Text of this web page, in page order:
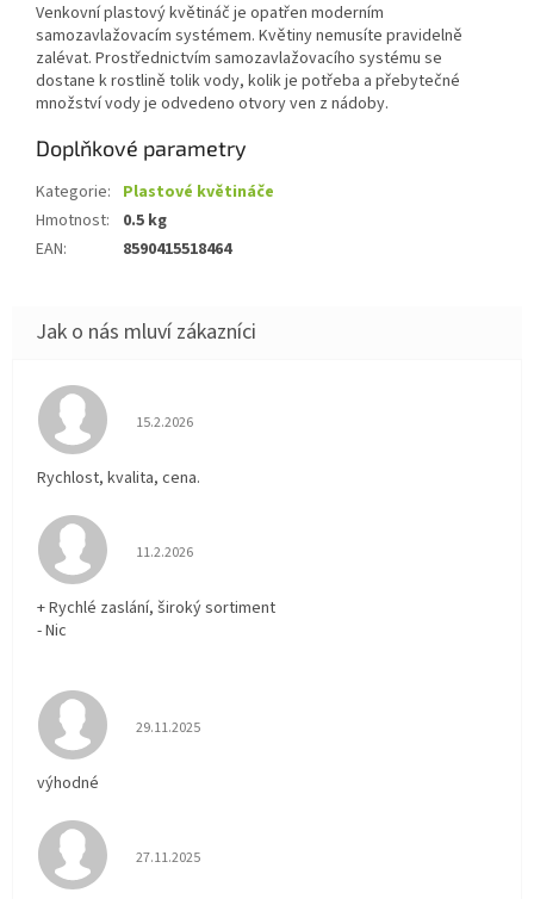
Venkovní plastový květináč je opatřen moderním
samozavlažovacím systémem. Květiny nemusíte pravidelně
zalévat. Prostřednictvím samozavlažovacího systému se
dostane k rostlině tolik vody, kolik je potřeba a přebytečné
množství vody je odvedeno otvory ven z nádoby.
Doplňkové parametry
Kategorie: Plastové květináče
Hmotnost:
0.5 kg
EAN: 8590415518464
Hodnocení obchodu je 5 z 5 hvězdiček.
15.2.2026
Rychlost, kvalita, cena.
Hodnocení obchodu je 5 z 5 hvězdiček.
11.2.2026
+ Rychlé zaslání, široký sortiment
- Nic
Hodnocení obchodu je 5 z 5 hvězdiček.
29.11.2025
výhodné
Hodnocení obchodu je 5 z 5 hvězdiček.
27.11.2025